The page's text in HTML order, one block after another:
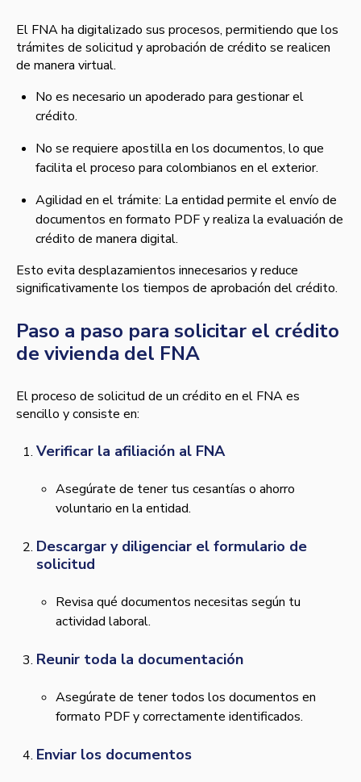
El FNA ha digitalizado sus procesos, permitiendo que los
trámites de solicitud y aprobación de crédito se realicen
de manera virtual.
No es necesario un apoderado para gestionar el
crédito.
No se requiere apostilla en los documentos, lo que
facilita el proceso para colombianos en el exterior.
Agilidad en el trámite: La entidad permite el envío de
documentos en formato PDF y realiza la evaluación de
crédito de manera digital.
Esto evita desplazamientos innecesarios y reduce
significativamente los tiempos de aprobación del crédito.
Paso a paso para solicitar el crédito
de vivienda del FNA
El proceso de solicitud de un crédito en el FNA es
sencillo y consiste en:
Verificar la afiliación al FNA
Asegúrate de tener tus cesantías o ahorro
voluntario en la entidad.
Descargar y diligenciar el formulario de
solicitud
Revisa qué documentos necesitas según tu
actividad laboral.
Reunir toda la documentación
Asegúrate de tener todos los documentos en
formato PDF y correctamente identificados.
Enviar los documentos